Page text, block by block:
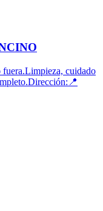
cuidado